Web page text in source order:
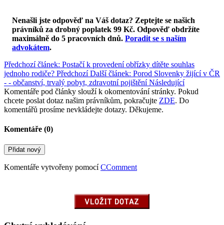
Nenašli jste odpověď na Váš dotaz? Zeptejte se našich
právníků za drobný poplatek 99 Kč. Odpověď obdržíte
maximálně do 5 pracovních dnů. Poradit se s naším
advokátem.
Předchozí článek: Postačí k provedení obřízky dítěte souhlas
jednoho rodiče? Předchozí Další článek: Porod Slovenky žijící v ČR
- - občanství, trvalý pobyt, zdravotní pojištěníNásledující
Komentáře pod články slouží k okomentování stránky. Pokud
chcete poslat dotaz našim právníkům, pokračujte ZDE. Do
komentářů prosíme nevkládejte dotazy. Děkujeme.
Komentáře (0)
Přidat nový
Komentáře vytvořeny pomocíCComment